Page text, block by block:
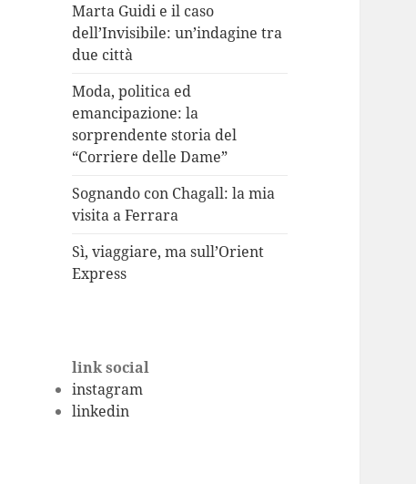
Marta Guidi e il caso
dell’Invisibile: un’indagine tra
due città
Moda, politica ed
emancipazione: la
sorprendente storia del
“Corriere delle Dame”
Sognando con Chagall: la mia
visita a Ferrara
Sì, viaggiare, ma sull’Orient
Express
link social
instagram
linkedin